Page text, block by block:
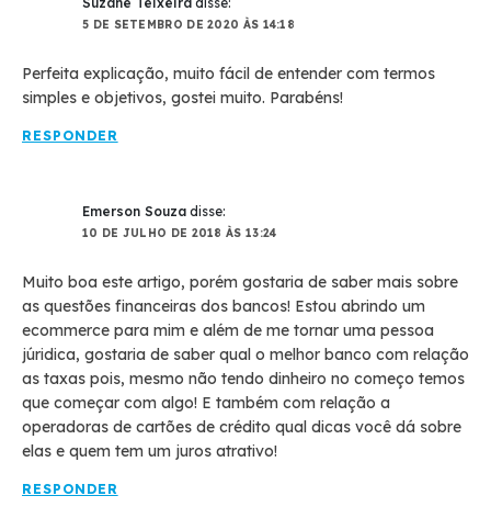
5 DE SETEMBRO DE 2020 ÀS 14:18
Perfeita explicação, muito fácil de entender com termos
simples e objetivos, gostei muito. Parabéns!
RESPONDER
Emerson Souza disse:
10 DE JULHO DE 2018 ÀS 13:24
Muito boa este artigo, porém gostaria de saber mais sobre
as questões financeiras dos bancos! Estou abrindo um
ecommerce para mim e além de me tornar uma pessoa
júridica, gostaria de saber qual o melhor banco com relação
as taxas pois, mesmo não tendo dinheiro no começo temos
que começar com algo! E também com relação a
operadoras de cartões de crédito qual dicas você dá sobre
elas e quem tem um juros atrativo!
RESPONDER